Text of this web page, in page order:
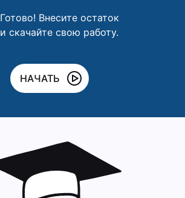
Готово! Внесите остаток
и скачайте свою работу.
НАЧАТЬ